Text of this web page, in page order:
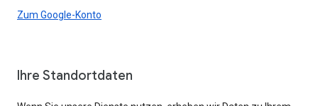
Zum Google-Konto
Ihre Standortdaten